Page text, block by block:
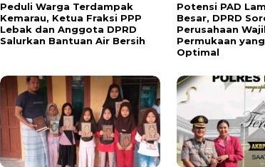
Peduli Warga Terdampak
Kemarau, Ketua Fraksi PPP
Lebak dan Anggota DPRD
Salurkan Bantuan Air Bersih
Potensi PAD
Besar, DPRD
Perusahaan
Permukaan
Optimal